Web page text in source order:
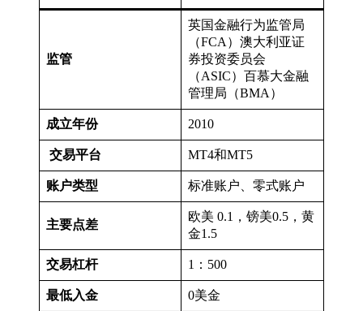
监管
英国金融行为监管局
（FCA）澳大利亚证
券投资委员会
（ASIC）百慕大金融
管理局（BMA）
成立年份 2010
交易平台 MT4和MT5
账户类型 标准账户、零式账户
主要点差
欧美 0.1，镑美0.5，黄
金1.5
交易杠杆 1：500
最低入金 0美金